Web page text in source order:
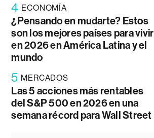
4 ECONOMÍA
¿Pensando en mudarte? Estos
son los mejores países para vivir
en 2026 en América Latina y el
mundo
5 MERCADOS
Las 5 acciones más rentables
del S&P 500 en 2026 en una
semana récord para Wall Street